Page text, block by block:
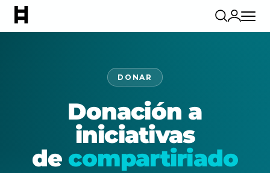
DONAR
Donación a
iniciativas
de compartiriado